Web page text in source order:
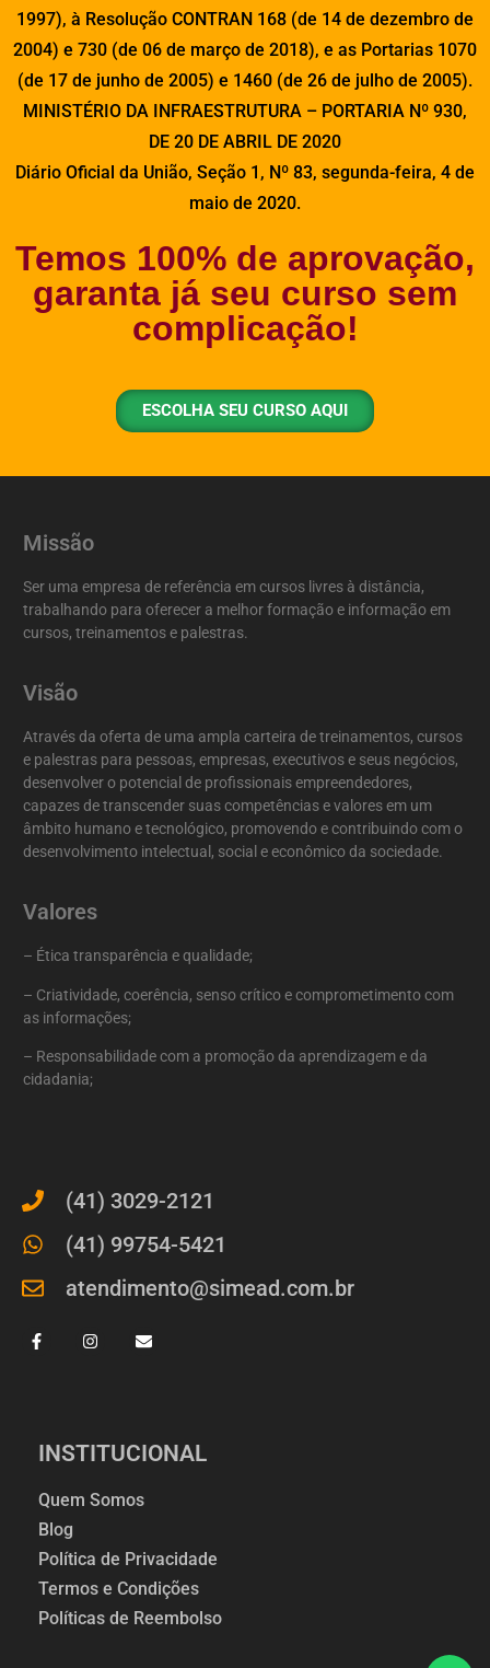
1997), à Resolução CONTRAN 168 (de 14 de dezembro de
2004) e 730 (de 06 de março de 2018), e as Portarias 1070
(de 17 de junho de 2005) e 1460 (de 26 de julho de 2005).
MINISTÉRIO DA INFRAESTRUTURA – PORTARIA Nº 930,
DE 20 DE ABRIL DE 2020
Diário Oficial da União, Seção 1, Nº 83, segunda-feira, 4 de
maio de 2020.
Temos 100% de aprovação,
garanta já seu curso sem
complicação!
ESCOLHA SEU CURSO AQUI
INSTITUCIONAL
Quem Somos
Blog
Política de Privacidade
Termos e Condições
Políticas de Reembolso
(41) 3029-2121
(41) 99754-5421
atendimento@simead.com.br
Missão
Ser uma empresa de referência em cursos livres à distância,
trabalhando para oferecer a melhor formação e informação em
cursos, treinamentos e palestras.
Visão
Através da oferta de uma ampla carteira de treinamentos, cursos
e palestras para pessoas, empresas, executivos e seus negócios,
desenvolver o potencial de profissionais empreendedores,
capazes de transcender suas competências e valores em um
âmbito humano e tecnológico, promovendo e contribuindo com o
desenvolvimento intelectual, social e econômico da sociedade.
Valores
– Ética transparência e qualidade;
– Criatividade, coerência, senso crítico e comprometimento com
as informações;
– Responsabilidade com a promoção da aprendizagem e da
cidadania;